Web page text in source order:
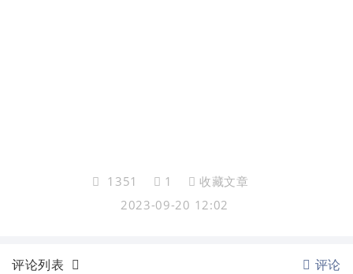
1351 1
收藏文章
2023-09-20 12:02
评论列表 评论